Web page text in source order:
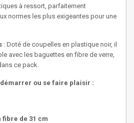
à ressort, parfaitement
normes les plus exigeantes pour une
: Doté de coupelles en plastique noir, il
avec les baguettes en fibre de verre,
ce pack.
ou se faire plaisir :
fibre de 31 cm